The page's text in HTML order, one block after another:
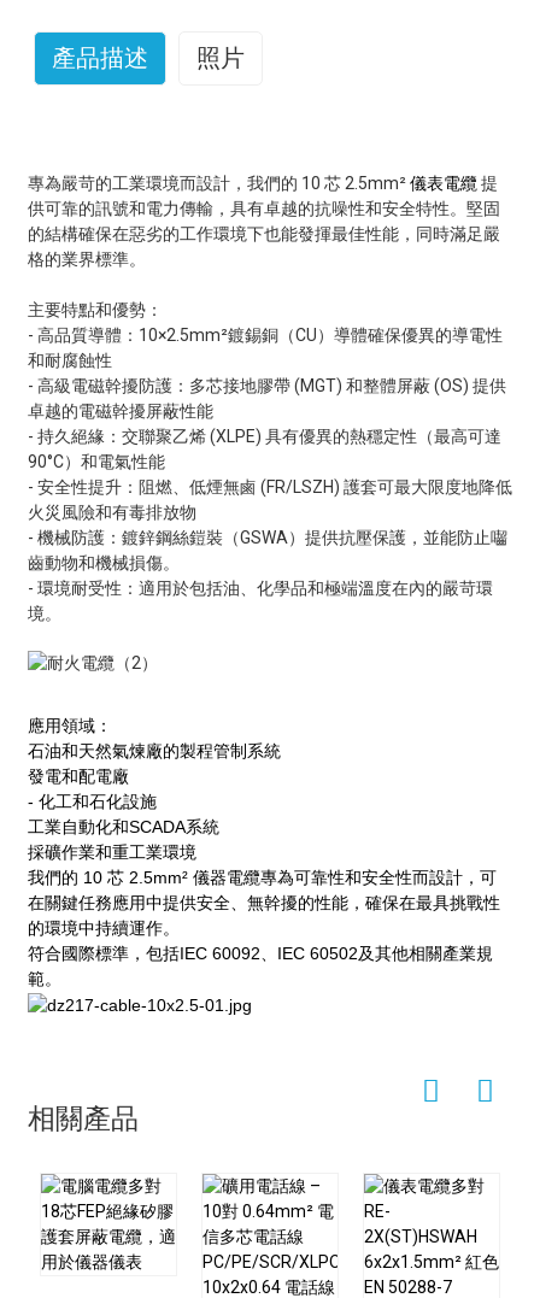
產品描述 照片
專為嚴苛的工業環境而設計，我們的 10 芯 2​​.5mm²儀表電纜 提
供可靠的訊號和電力傳輸，具有卓越的抗噪性和安全特性。堅固
的結構確保在惡劣的工作環境下也能發揮最佳性能，同時滿足嚴
格的業界標準。
主要特點和優勢：
- 高品質導體：10×2.5mm²鍍錫銅（CU）導體確保優異的導電性
和耐腐蝕性
- 高級電磁幹擾防護：多芯接地膠帶 (MGT) 和整體屏蔽 (OS) 提供
卓越的電磁幹擾屏蔽性能
- 持久絕緣：交聯聚乙烯 (XLPE) 具有優異的熱穩定性（最高可達
90°C）和電氣性能
- 安全性提升：阻燃、低煙無鹵 (FR/LSZH) 護套可最大限度地降低
火災風險和有毒排放物
- 機械防護：鍍鋅鋼絲鎧裝（GSWA）提供抗壓保護，並能防止囓
齒動物和機械損傷。
- 環境耐受性：適用於包括油、化學品和極端溫度在內的嚴苛環
境。
應用領域：
石油和天然氣煉廠的製程管制系統
發電和配電廠
- 化工和石化設施
工業自動化和SCADA系統
採礦作業和重工業環境
我們的 10 芯 2​​.5mm² 儀器電纜專為可靠性和安全性而設計，可
在關鍵任務應用中提供安全、無幹擾的性能，確保在最具挑戰性
的環境中持續運作。
符合國際標準，包括IEC 60092、IEC 60502及其他相關產業規
範。
相關產品